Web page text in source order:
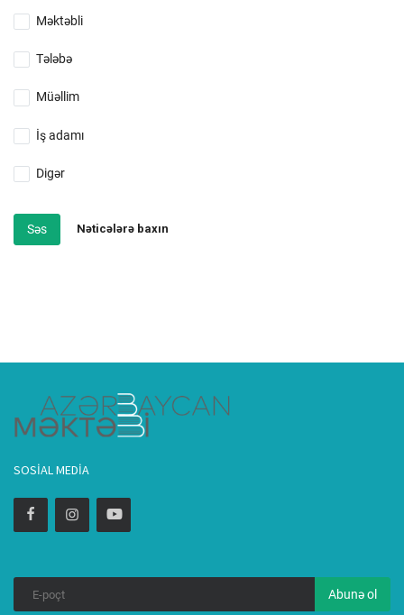
Məktəbli
Tələbə
Müəllim
İş adamı
Digər
Səs Nəticələrə baxın
SOSIAL MEDIA
Abunə ol